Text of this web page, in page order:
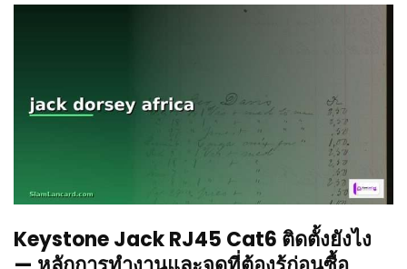
Keystone Jack RJ45 Cat6 ติดตั้งยังไง